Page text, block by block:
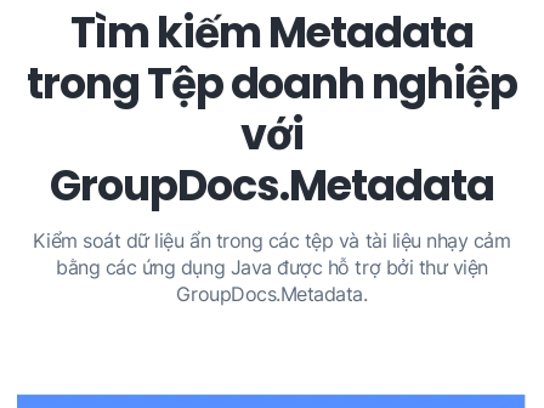
Tìm kiếm Metadata
trong Tệp doanh nghiệp
với
GroupDocs.Metadata
Kiểm soát dữ liệu ẩn trong các tệp và tài liệu nhạy cảm
bằng các ứng dụng Java được hỗ trợ bởi thư viện
GroupDocs.Metadata.